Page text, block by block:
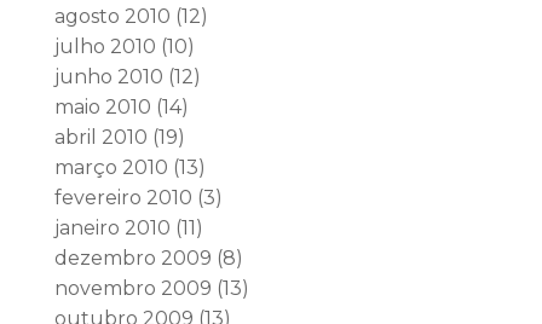
agosto 2010 (12)
julho 2010 (10)
junho 2010 (12)
maio 2010 (14)
abril 2010 (19)
março 2010 (13)
fevereiro 2010 (3)
janeiro 2010 (11)
dezembro 2009 (8)
novembro 2009 (13)
outubro 2009 (13)